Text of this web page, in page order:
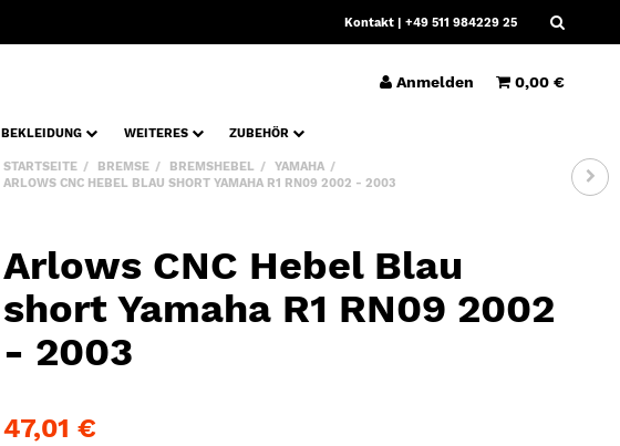
Kontakt | +49 511 984229 25
Anmelden 0,00 €
BEKLEIDUNG WEITERES ZUBEHÖR
STARTSEITE BREMSE BREMSHEBEL
YAMAHA
ARLOWS CNC HEBEL BLAU SHORT YAMAHA R1 RN09 2002 - 2003
Arlows CNC Hebel Blau
short Yamaha R1 RN09 2002
- 2003
47,01 €